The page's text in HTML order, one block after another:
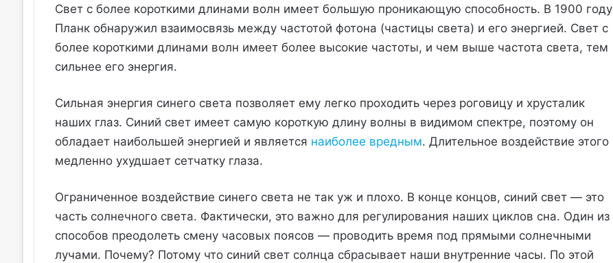
Свет с более короткими длинами волн имеет большую проникающую способность. В 1900 году
Планк обнаружил взаимосвязь между частотой фотона (частицы света) и его энергией. Свет с
более короткими длинами волн имеет более высокие частоты, и чем выше частота света, тем
сильнее его энергия.
Сильная энергия синего света позволяет ему легко проходить через роговицу и хрусталик
наших глаз. Синий свет имеет самую короткую длину волны в видимом спектре, поэтому он
обладает наибольшей энергией и является наиболее вредным. Длительное воздействие этого
медленно ухудшает сетчатку глаза.
Ограниченное воздействие синего света не так уж и плохо. В конце концов, синий свет — это
часть солнечного света. Фактически, это важно для регулирования наших циклов сна. Один из
способов преодолеть смену часовых поясов — проводить время под прямыми солнечными
лучами. Почему? Потому что синий свет солнца сбрасывает наши внутренние часы. По этой